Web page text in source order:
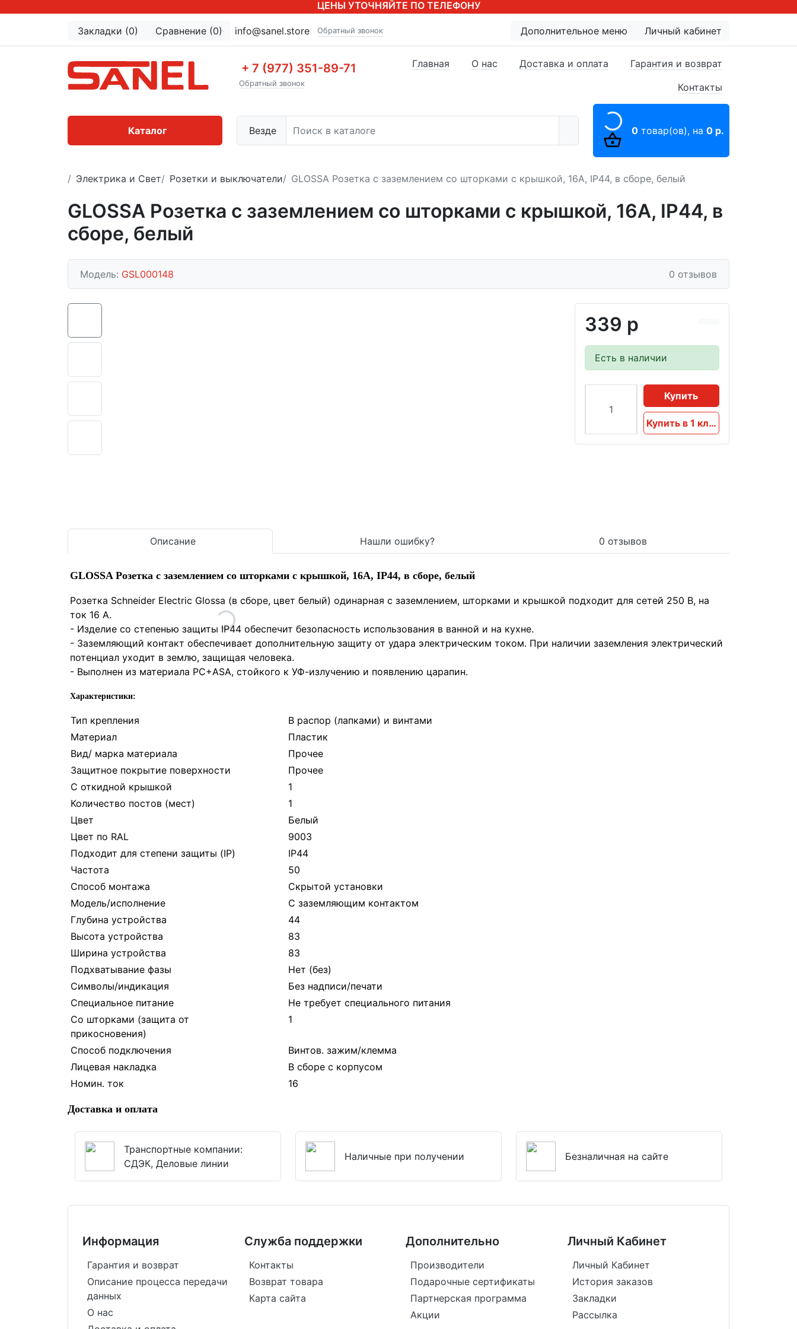
ЦЕНЫ УТОЧНЯЙТЕ ПО ТЕЛЕФОНУ
Закладки (0) Сравнение (0) info@sanel.store Обратный звонок Дополнительное меню Личный кабинет
+ 7 (977) 351-89-71
Обратный звонок
Везде
Главная О нас Доставка и оплата
Гарантия и возврат
Контакты
0 товар(ов), на 0 р.
Каталог
Электрика и Свет Розетки и выключатели GLOSSA Розетка с заземлением со шторками с крышкой, 16А, IP44, в сборе, белый
GLOSSA Розетка с заземлением со шторками с крышкой, 16А, IP44, в
сборе, белый
Модель: GSL000148 0 отзывов
339 р
Есть в наличии
Купить
Купить в 1 клик
Описание Нашли ошибку? 0 отзывов
GLOSSA Розетка с заземлением со шторками с крышкой, 16А, IP44, в сборе, белый
Розетка Schneider Electric Glossa (в сборе, цвет белый) одинарная с заземлением, шторками и крышкой подходит для сетей 250 В, на
ток 16 А.
- Изделие со степенью защиты IP44 обеспечит безопасность использования в ванной и на кухне.
- Заземляющий контакт обеспечивает дополнительную защиту от удара электрическим током. При наличии заземления электрический
потенциал уходит в землю, защищая человека.
- Выполнен из материала PС+ASA, стойкого к УФ-излучению и появлению царапин.
Характеристики:
Тип крепления
В распор (лапками) и винтами
Материал
Пластик
Вид/ марка материала
Прочее
Защитное покрытие поверхности
Прочее
С откидной крышкой
1
Количество постов (мест)
1
Цвет
Белый
Цвет по RAL
9003
Подходит для степени защиты (IP)
IP44
Частота
50
Способ монтажа
Скрытой установки
Модель/исполнение
С заземляющим контактом
Глубина устройства
44
Высота устройства
83
Ширина устройства
83
Подхватывание фазы
Нет (без)
Символы/индикация
Без надписи/печати
Специальное питание
Не требует специального питания
Со шторками (защита от
прикосновения)
1
Способ подключения
Винтов. зажим/клемма
Лицевая накладка
В сборе с корпусом
Номин. ток
16
Доставка и оплата
Транспортные компании:
СДЭК, Деловые линии
Наличные при получении Безналичная на сайте
Информация
Гарантия и возврат
Описание процесса передачи
данных
О нас
Служба поддержки
Контакты
Возврат товара
Карта сайта
Дополнительно
Производители
Подарочные сертификаты
Партнерская программа
Акции
Личный Кабинет
Личный Кабинет
История заказов
Закладки
Рассылка